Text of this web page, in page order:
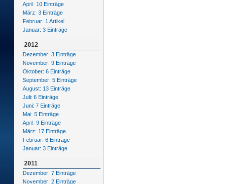
April: 10 Einträge
März: 3 Einträge
Februar: 1 Artikel
Januar: 3 Einträge
2012
Dezember: 3 Einträge
November: 9 Einträge
Oktober: 6 Einträge
September: 5 Einträge
August: 13 Einträge
Juli: 6 Einträge
Juni: 7 Einträge
Mai: 5 Einträge
April: 9 Einträge
März: 17 Einträge
Februar: 6 Einträge
Januar: 3 Einträge
2011
Dezember: 7 Einträge
November: 2 Einträge